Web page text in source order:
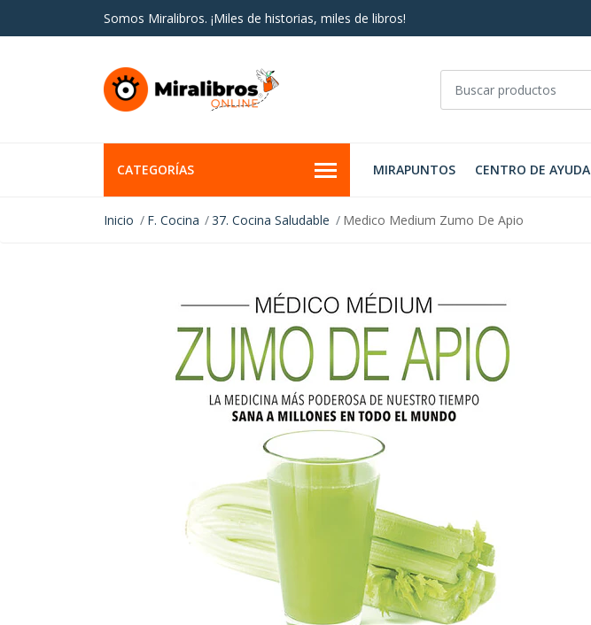
Somos Miralibros. ¡Miles de historias, miles de libros!
CATEGORÍAS MIRAPUNTOS CENTRO DE AYUDA
Inicio F. Cocina 37. Cocina Saludable Medico Medium Zumo De Apio